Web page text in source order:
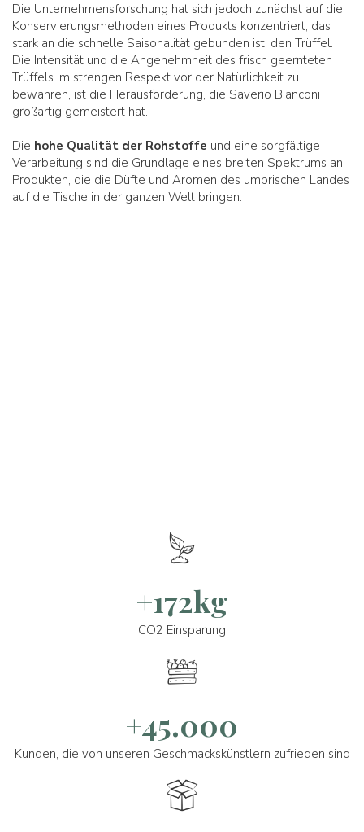
Die Unternehmensforschung hat sich jedoch zunächst auf die
Konservierungsmethoden eines Produkts konzentriert, das
stark an die schnelle Saisonalität gebunden ist, den Trüffel.
Die Intensität und die Angenehmheit des frisch geernteten
Trüffels im strengen Respekt vor der Natürlichkeit zu
bewahren, ist die Herausforderung, die Saverio Bianconi
großartig gemeistert hat.
Die hohe Qualität der Rohstoffe und eine sorgfältige
Verarbeitung sind die Grundlage eines breiten Spektrums an
Produkten, die die Düfte und Aromen des umbrischen Landes
auf die Tische in der ganzen Welt bringen.
+172kg
CO2 Einsparung
+45.000
Kunden, die von unseren Geschmackskünstlern zufrieden sind